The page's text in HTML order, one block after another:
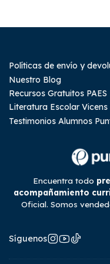
Políticas de envío y
Nuestro Blog
Recursos Gratuitos PAES
Literatura Escolar Vicens
Testimonios Alumnos
Encuentra todo
acompañamiento
Oficial. Somos
Síguenos